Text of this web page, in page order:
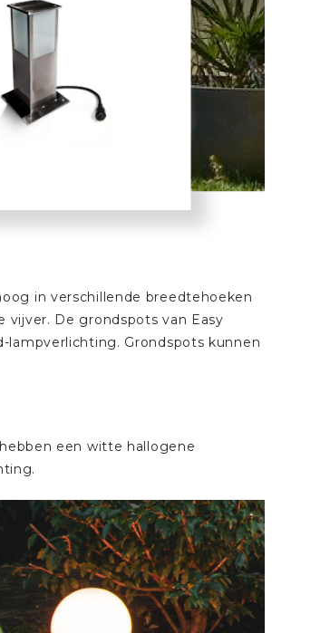
in verschillende breedtehoeken
De grondspots van Easy
Grondspots kunnen
een witte hallogene